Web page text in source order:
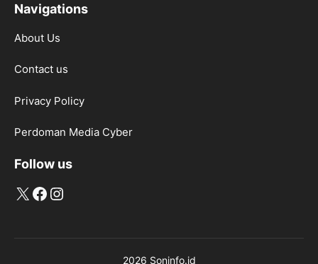
Navigations
About Us
Contact us
Privacy Policy
Perdoman Media Cyber
Follow us
X Facebook
Instagram
2026 Soninfo.id